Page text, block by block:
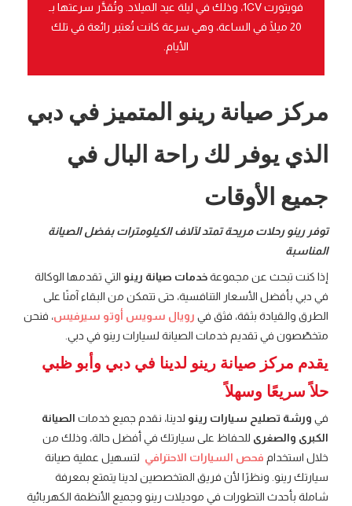
فويتورت 1CV، وذلك في ليلة عيد الميلاد. وتُقدَّر سرعتها بـ
20 ميلًا في الساعة، وهي سرعة كانت تُعتبر رائعة في تلك
الأيام.
مركز صيانة رينو المتميز في دبي
الذي يوفر لك راحة البال في
جميع الأوقات
توفر رينو رحلات مريحة تمتد لآلاف الكيلومترات بفضل الصيانة
المناسبة
إذا كنت تبحث عن مجموعةخدمات صيانة رينو التي تقدمها الوكالة
في دبي بأفضل الأسعار التنافسية، حتى تتمكن من البقاء آمنًا على
الطرق والقيادة بثقة، فثق في رويال سويس أوتو سيرفيس، فنحن
متخصّصون في تقديم خدمات الصيانة لسيارات رينو في دبي.
يقدم مركز صيانة رينو لدينا في دبي وأبو ظبي
حلاً سريعًا وسهلاً
في ورشة تصليح سيارات رينو لدينا، نقدم جميع خدمات الصيانة
الكبرى والصغرى للحفاظ على سيارتك في أفضل حالة، وذلك من
خلال استخدام فحص السيارات الاحترافي لتسهيل عملية صيانة
سيارتك رينو. ونظرًا لأن فريق المتخصصين لدينا يتمتع بمعرفة
شاملة بأحدث التطورات في موديلات رينو وجميع الأنظمة الكهربائية